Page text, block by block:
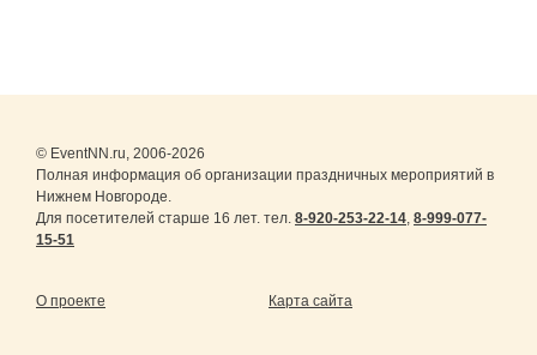
© EventNN.ru, 2006-2026
Полная информация об организации праздничных мероприятий в
Нижнем Новгороде.
Для посетителей старше 16 лет. тел. 8-920-253-22-14, 8-999-077-
15-51
О проекте Карта сайта